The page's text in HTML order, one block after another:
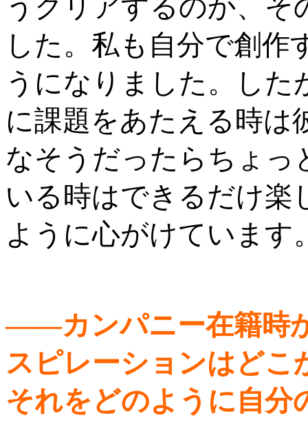
うクリアするのか、
した。私も自分で創作
うになりました。した
に課題をあたえる時は
なそうだったらちょっ
いる時はできるだけ楽
ように心がけています
――カンパニー在籍時
スピレーションはど
それをどのように自分